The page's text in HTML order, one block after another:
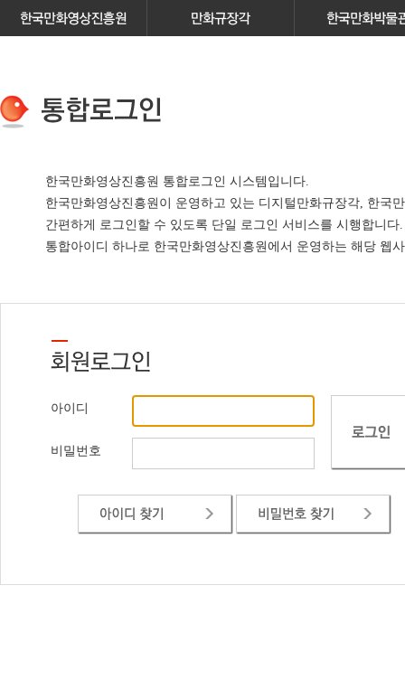
한국만화영상진흥원 통합로그인 시스템입니다.
한국만화영상진흥원이 운영하고 있는 디지털만화규장각, 한국
간편하게 로그인할 수 있도록 단일 로그인 서비스를 시행합니다.
통합아이디 하나로 한국만화영상진흥원에서 운영하는 해당 웹
아이디
비밀번호